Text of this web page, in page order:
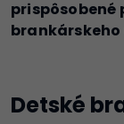
Detské